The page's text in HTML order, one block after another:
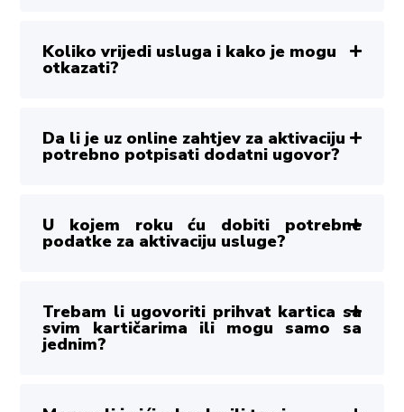
Koliko vrijedi usluga i kako je mogu
otkazati?
Da li je uz online zahtjev za aktivaciju
potrebno potpisati dodatni ugovor?
U kojem roku ću dobiti potrebne
podatke za aktivaciju usluge?
Trebam li ugovoriti prihvat kartica sa
svim kartičarima ili mogu samo sa
jednim?